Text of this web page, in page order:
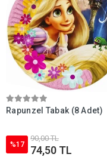
Rapunzel Tabak (8 Adet)
%17
90,00 TL
74,50 TL